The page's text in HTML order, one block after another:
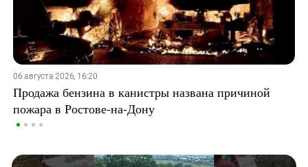
06 августа 2026, 16:20
Продажа бензина в канистры названа причиной
пожара в Ростове-на-Дону